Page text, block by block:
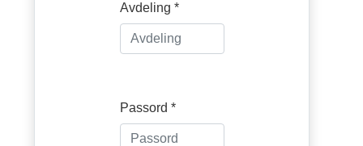
Avdeling *
Passord *